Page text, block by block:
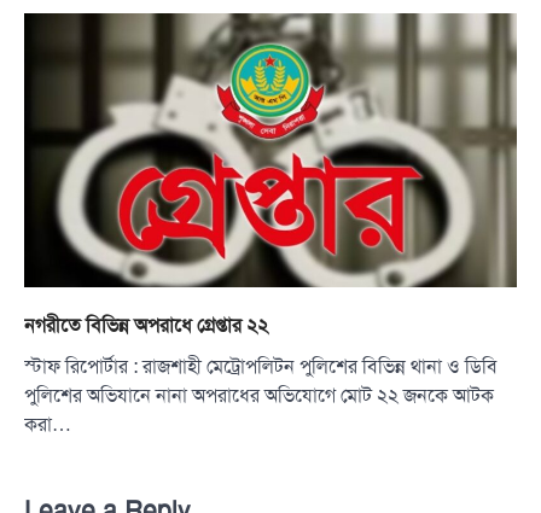
নগরীতে বিভিন্ন অপরাধে গ্রেপ্তার ২২
স্টাফ রিপোর্টার : রাজশাহী মেট্রোপলিটন পুলিশের বিভিন্ন থানা ও ডিবি
পুলিশের অভিযানে নানা অপরাধের অভিযোগে মোট ২২ জনকে আটক
করা…